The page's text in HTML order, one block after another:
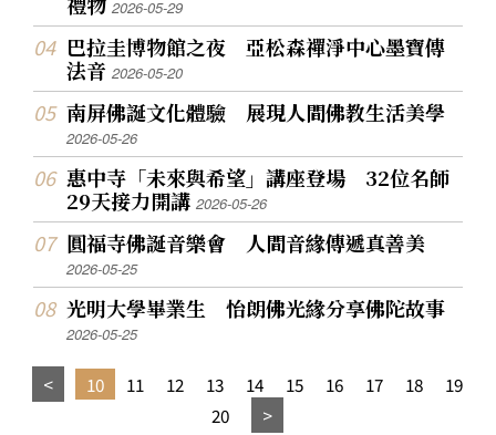
2026-05-29
巴拉圭博物館之夜 亞松森禪淨中心墨寶傳
法音2026-05-20
南屏佛誕文化體驗 展現人間佛教生活美學
2026-05-26
惠中寺「未來與希望」講座登場 32位名師
29天接力開講2026-05-26
圓福寺佛誕音樂會 人間音緣傳遞真善美
2026-05-25
光明大學畢業生 怡朗佛光緣分享佛陀故事
2026-05-25
10 11 12 13 14 15 16 17 18
19
20